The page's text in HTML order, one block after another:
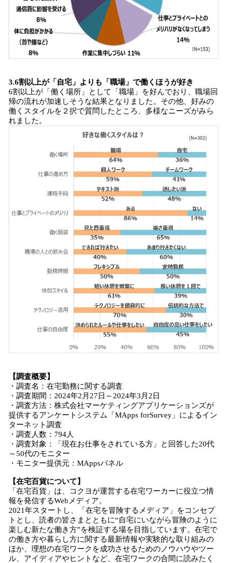
3.6割以上が「自宅」よりも「職場」で働くほうが好き
6割以上が「働く場所」として「職場」を好んでおり、職場回
帰の流れが加速しそうな結果となりました。その他、好みの
働くスタイルを２択で質問したところ、多様なニーズがみら
れました。
【調査概要】
・調査名：在宅勤務に関する調査
・調査期間：2024年2月27日～2024年3月2日
・調査方法：株式会社マーケティングアプリケーションズが
提供するアンケートシステム「MApps forSurvey」によるイン
ターネット調査
・調査人数：794人
・調査対象：「現在お仕事をされている方」と回答した20代
～50代のモニター
・モニター提供元：MAppsパネル
【在宅百貨について】
「在宅百貨」は、コクヨが運営する在宅ワーカーに役立つ情
報を発信するWebメディア。
2021年スタートし、「在宅を冒険するメディア」をコンセプ
トとし、読者の皆さまとともに“自宅にいながら冒険のように
楽しむ新たな働き方”を検証する場を目指しています。在宅で
の働き方や暮らし方に関する最新情報や実験的な取り組みの
ほか、理想の在宅ワークを成功させるためのノウハウやツー
ル、アイディアやヒントなど、在宅ワークの合間に読みたく